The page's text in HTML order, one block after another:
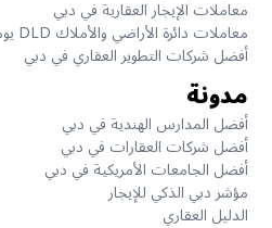
معاملات الإيجار العقارية في دبي
معاملات دائرة الأراضي والأملاك DLD يومياً
أفضل شركات التطوير العقاري في دبي
مدونة
أفضل المدارس الهندية في دبي
أفضل شركات العقارات في دبي
أفضل الجامعات الأمريكية في دبي
مؤشر دبي الذكي للإيجار
الدليل العقاري